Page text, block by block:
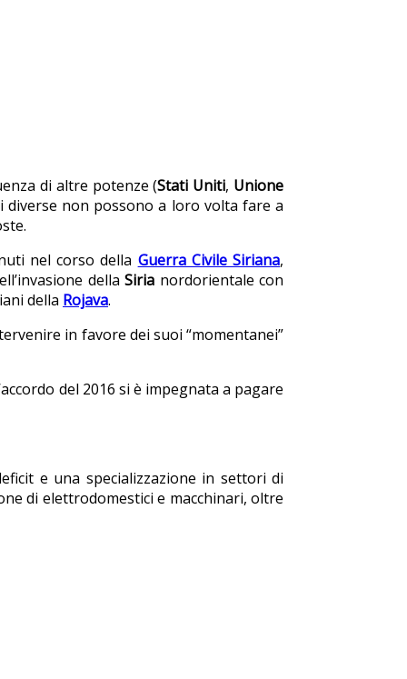
di altre potenze (Stati Uniti, Unione
non possono a loro volta fare a
nel corso della Guerra Civile Siriana,
dellaSiria nordorientale con
della Rojava.
in favore dei suoi “momentanei”
del 2016 si è impegnata a pagare
e una specializzazione in settori di
di elettrodomestici e macchinari, oltre